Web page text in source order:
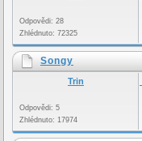
Odpovědi: 28
Zhlédnuto: 72325
Songy
Trin
Odpovědi: 5
Zhlédnuto: 17974